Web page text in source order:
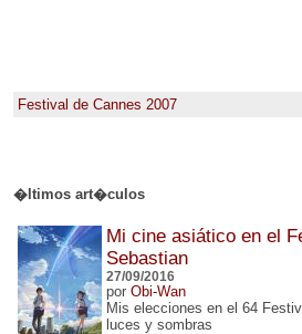
Festival de Cannes 2007
�ltimos art�culos
Mi cine asiático en el
Sebastian
27/09/2016
porObi-Wan
Mis elecciones en el 64
luces y sombras